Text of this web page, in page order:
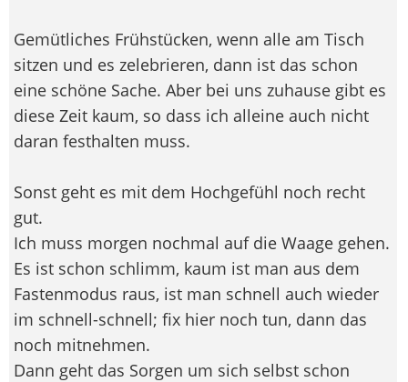
Gemütliches Frühstücken, wenn alle am Tisch
sitzen und es zelebrieren, dann ist das schon
eine schöne Sache. Aber bei uns zuhause gibt es
diese Zeit kaum, so dass ich alleine auch nicht
daran festhalten muss.
Sonst geht es mit dem Hochgefühl noch recht
gut.
Ich muss morgen nochmal auf die Waage gehen.
Es ist schon schlimm, kaum ist man aus dem
Fastenmodus raus, ist man schnell auch wieder
im schnell-schnell; fix hier noch tun, dann das
noch mitnehmen.
Dann geht das Sorgen um sich selbst schon